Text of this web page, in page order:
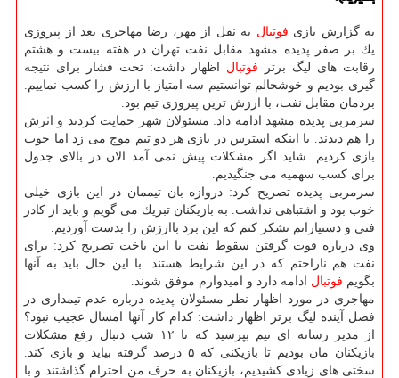
به گزارش بازی فوتبال به نقل از مهر، رضا مهاجری بعد از پیروزی
یك بر صفر پدیده مشهد مقابل نفت تهران در هفته بیست و هشتم
رقابت های لیگ برتر فوتبال اظهار داشت: تحت فشار برای نتیجه
گیری بودیم و خوشحالم توانستیم سه امتیاز با ارزش را كسب نماییم.
بردمان مقابل نفت، با ارزش ترین پیروزی تیم بود.
سرمربی پدیده مشهد ادامه داد: مسئولان شهر حمایت كردند و اثرش
را هم دیدند. با اینكه استرس در بازی هر دو تیم موج می زد اما خوب
بازی كردیم. شاید اگر مشكلات پیش نمی آمد الان در بالای جدول
برای كسب سهمیه می جنگیدیم.
سرمربی پدیده تصریح كرد: دروازه بان تیممان در این بازی خیلی
خوب بود و اشتباهی نداشت. به بازیكنان تبریك می گویم و باید از كادر
فنی و دستیارانم تشكر كنم كه این برد باارزش را بدست آوردیم.
وی درباره قوت گرفتن سقوط نفت با این باخت تصریح كرد: برای
نفت هم ناراحتم كه در این شرایط هستند. با این حال باید به آنها
بگویم فوتبال ادامه دارد و امیدوارم موفق شوند.
مهاجری در مورد اظهار نظر مسئولان پدیده درباره عدم تیمداری در
فصل آینده لیگ برتر اظهار داشت: كدام كار آنها امسال عجیب نبود؟
از مدیر رسانه ای تیم بپرسید كه تا ۱۲ شب دنبال رفع مشكلات
بازیكنان مان بودیم تا بازیكنی كه ۵ درصد گرفته بیاید و بازی كند.
سختی های زیادی كشیدیم، بازیكنان به حرف من احترام گذاشتند و با